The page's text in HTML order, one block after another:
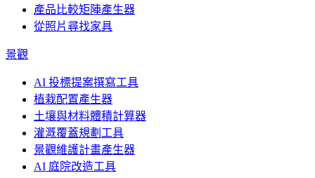
產品比較矩陣產生器
從照片尋找家具
景觀
AI 投標提案撰寫工具
植栽配置產生器
土壤與材料體積計算器
灌溉覆蓋規劃工具
景觀維護計畫產生器
AI 庭院改造工具